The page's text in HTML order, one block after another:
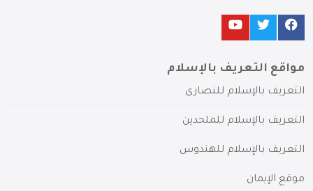
مواقع التعريف بالإسلام
التعريف بالإسلام للنصارى
التعريف بالإسلام للملحدين
التعريف بالإسلام للهندوس
موقع الإيمان